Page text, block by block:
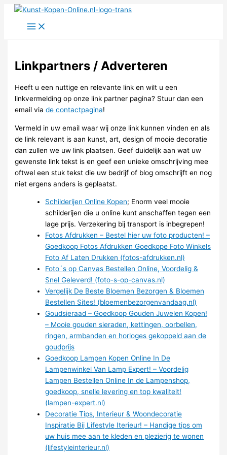
inhoud
Linkpartners / Adverteren
Heeft u een nuttige en relevante link en wilt u een
linkvermelding op onze link partner pagina? Stuur dan een
email viade contactpagina!
Vermeld in uw email waar wij onze link kunnen vinden en als
de link relevant is aan kunst, art, design of mooie decoratie
dan zullen we uw link plaatsen. Geef duidelijk aan wat uw
gewenste link tekst is en geef een unieke omschrijving mee
oftwel een stuk tekst die uw bedrijf of blog omschrijft en nog
niet ergens anders is geplaatst.
Schilderijen Online Kopen; Enorm veel mooie
schilderijen die u online kunt anschaffen tegen een
lage prijs. Verzekering bij transport is inbegrepen!
Fotos Afdrukken – Bestel hier uw foto producten! –
Goedkoop Fotos Afdrukken Goedkope Foto Winkels
Foto Af Laten Drukken (fotos-afdrukken.nl)
Foto´s op Canvas Bestellen Online, Voordelig &
Snel Geleverd! (foto-s-op-canvas.nl)
Vergelijk De Beste Bloemen Bezorgen & Bloemen
Bestellen Sites! (bloemenbezorgenvandaag.nl)
Goudsieraad – Goedkoop Gouden Juwelen Kopen!
– Mooie gouden sieraden, kettingen, oorbellen,
ringen, armbanden en horloges gekoppeld aan de
goudprijs
Goedkoop Lampen Kopen Online In De
Lampenwinkel Van Lamp Expert! – Voordelig
Lampen Bestellen Online In de Lampenshop,
goedkoop, snelle levering en top kwaliteit!
(lampen-expert.nl)
Decoratie Tips, Interieur & Woondecoratie
Inspiratie Bij Lifestyle Iterieur! – Handige tips om
uw huis mee aan te kleden en plezierig te wonen
(lifestyleinterieur.nl)